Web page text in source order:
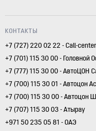
КОНТАКТЫ
+7 (727) 220 02 22 - Call-center
+7 (701) 115 30 00 - Головной
+7 (777) 115 30 00 - АвтоЦОН
+7 (700) 115 30 01 - Автоцон
+7 (700) 115 30 00 - Автоцон
+7 (707) 115 30 03 - Атырау
+971 50 235 05 81 - ОАЭ